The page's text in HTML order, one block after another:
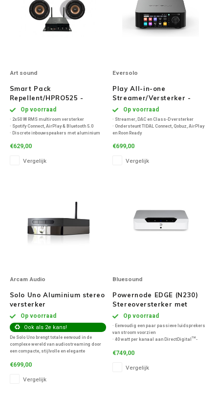
Art sound
Smart Pack
Repellent/HPRO525 -
Zwart
Op voorraad
· 2x50 W RMS multiroom versterker
· Spotify Connect, AirPlay & Bluetooth 5.0
· Discrete inbouwspeakers met aluminium
· Richtbare tweeter voor optimale spreiding
€629,00
Vergelijk
Eversolo
Play All-in-one
Streamer/Versterker -
Zwart (Standaard)
Op voorraad
· Streamer, DAC en Class-D versterker
· Ondersteunt TIDAL Connect, Qobuz, AirPlay
en Roon Ready
coaxiaal en Bluetooth aptX HD
bit en DSD512
€699,00
Vergelijk
Arcam Audio
Solo Uno Aluminium stereo
versterker
Op voorraad
Ook als 2e kans!
De Solo Uno brengt totale eenvoud in de
complexe wereld van audiostreaming door
een compacte, stijlvolle en elegante
Sluit 2 luidsprekers aan en geniet van de
€699,00
Vergelijk
Bluesound
Powernode EDGE (N230)
Stereoversterker met
streaming - Wit
Op voorraad
· Eenvoudig een paar passieve luidsprekers
van stroom voorzien
· 40 watt per kanaal aan DirectDigital™-
bestanden
Cortex A53-processor
€749,00
Vergelijk